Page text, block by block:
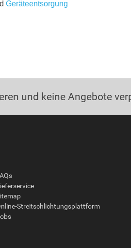
Geräteentsorgung
und keine Angebote
Streitschlichtungsplattform